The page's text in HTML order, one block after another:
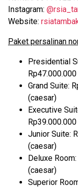
Instagram:
Website:
Paket persalinan
Presidential
Grand Suite:
(caesar)
Executive
Junior Suite:
(caesar)
Deluxe
(caesar)
Superior